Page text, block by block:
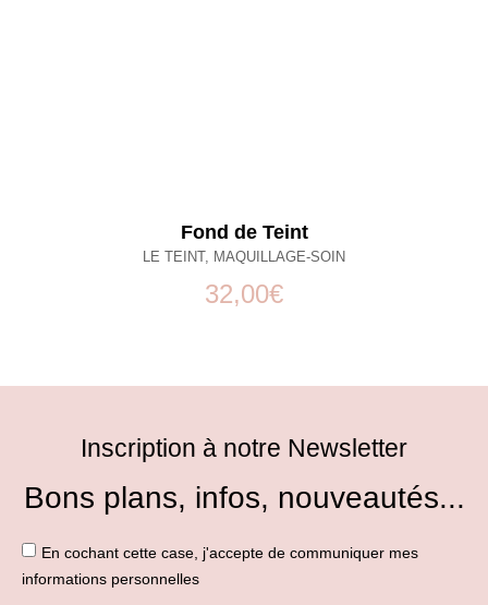
Fond de Teint
LE TEINT, MAQUILLAGE-SOIN
32,00€
Inscription à notre Newsletter
Bons plans, infos, nouveautés...
En cochant cette case, j'accepte de communiquer mes
informations personnelles